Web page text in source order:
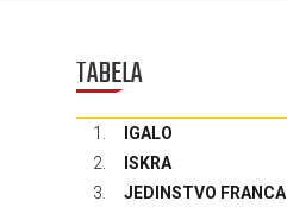
TABELA
1. IGALO
2.
ISKRA
3.
JEDINSTVO FRANCA